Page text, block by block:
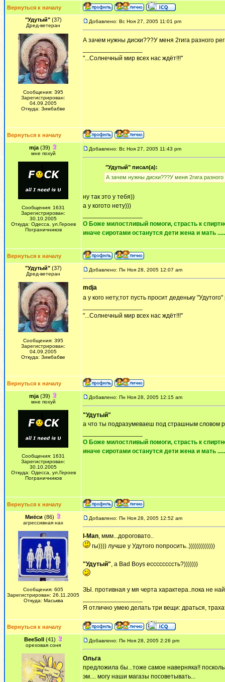
Вернуться к началу
"Удутый"(37)
Дред-ветеран
Сообщения: 395
Зарегистрирован:
04.09.2005
Откуда: Зимбабве
Добавлено: Вс Ноя 27, 2005 11:01 pm
А зачем нужны диски???У меня 2гига разного
"...Солнечный мир всех нас ждёт!!!"
Вернуться к началу
mja (39)
мне похуй
Сообщения: 1631
Зарегистрирован:
30.10.2005
Откуда: Одесса, ул.Героев
Пограничников
Добавлено: Вс Ноя 27, 2005 11:43 pm
"Удутый" писал(а):
А зачем нужны диски???У меня 2гига
ну так это у тебя))
а у когото нету)))
О Боже милостливый помоги, страсть к
иначе сиротами останутся дети жена и мать
Вернуться к началу
"Удутый"(37)
Дред-ветеран
Сообщения: 395
Зарегистрирован:
04.09.2005
Откуда: Зимбабве
Добавлено: Пн Ноя 28, 2005 12:07 am
mdja
а у кого нету,тот пусть просит деденьку
"...Солнечный мир всех нас ждёт!!!"
Вернуться к началу
mja (39)
мне похуй
Сообщения: 1631
Зарегистрирован:
30.10.2005
Откуда: Одесса, ул.Героев
Пограничников
Добавлено: Пн Ноя 28, 2005 12:15 am
"Удутый"
а что ты подразумеваеш под страшным словом
О Боже милостливый помоги, страсть к
иначе сиротами останутся дети жена и мать
Вернуться к началу
Миёси (86)
агрессивная нах
Сообщения: 605
Зарегистрирован: 26.11.2005
Откуда: Маськва
Добавлено: Пн Ноя 28, 2005 12:52 am
I-Man, ммм...дороговато..
гы)))) лучше у Удутого попросить..)))))))))))))
"Удутый", а Bad Boys ессссссссть?)))))))
ЗЫ. противная у мя черта характера..пока не
Я отлично умею делать три вещи: драться,
Вернуться к началу
BeeSoll(41)
ореховая соня
Добавлено: Пн Ноя 28, 2005 2:26 pm
Ольга
предложила бы...тоже самое наверняка!!
эм.... могу наши магазы посоветывать...